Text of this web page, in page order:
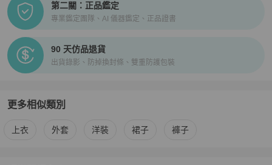
第二關：正品鑑定
專業鑑定團隊、AI 儀器鑑定、正品證書
90 天仿品退貨
出貨錄影、防掉換封條、雙重防護包裝
更多相似類別
更多 女裝 相似商品推薦
上衣 外套 洋裝 裙子 褲子